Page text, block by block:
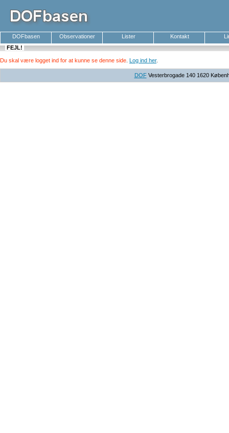
DOFbasen Observationer Lister Kontakt
FEJL!
Du skal være logget ind for at kunne se denne side Log ind her.
DOFVesterbrogade 140 1620